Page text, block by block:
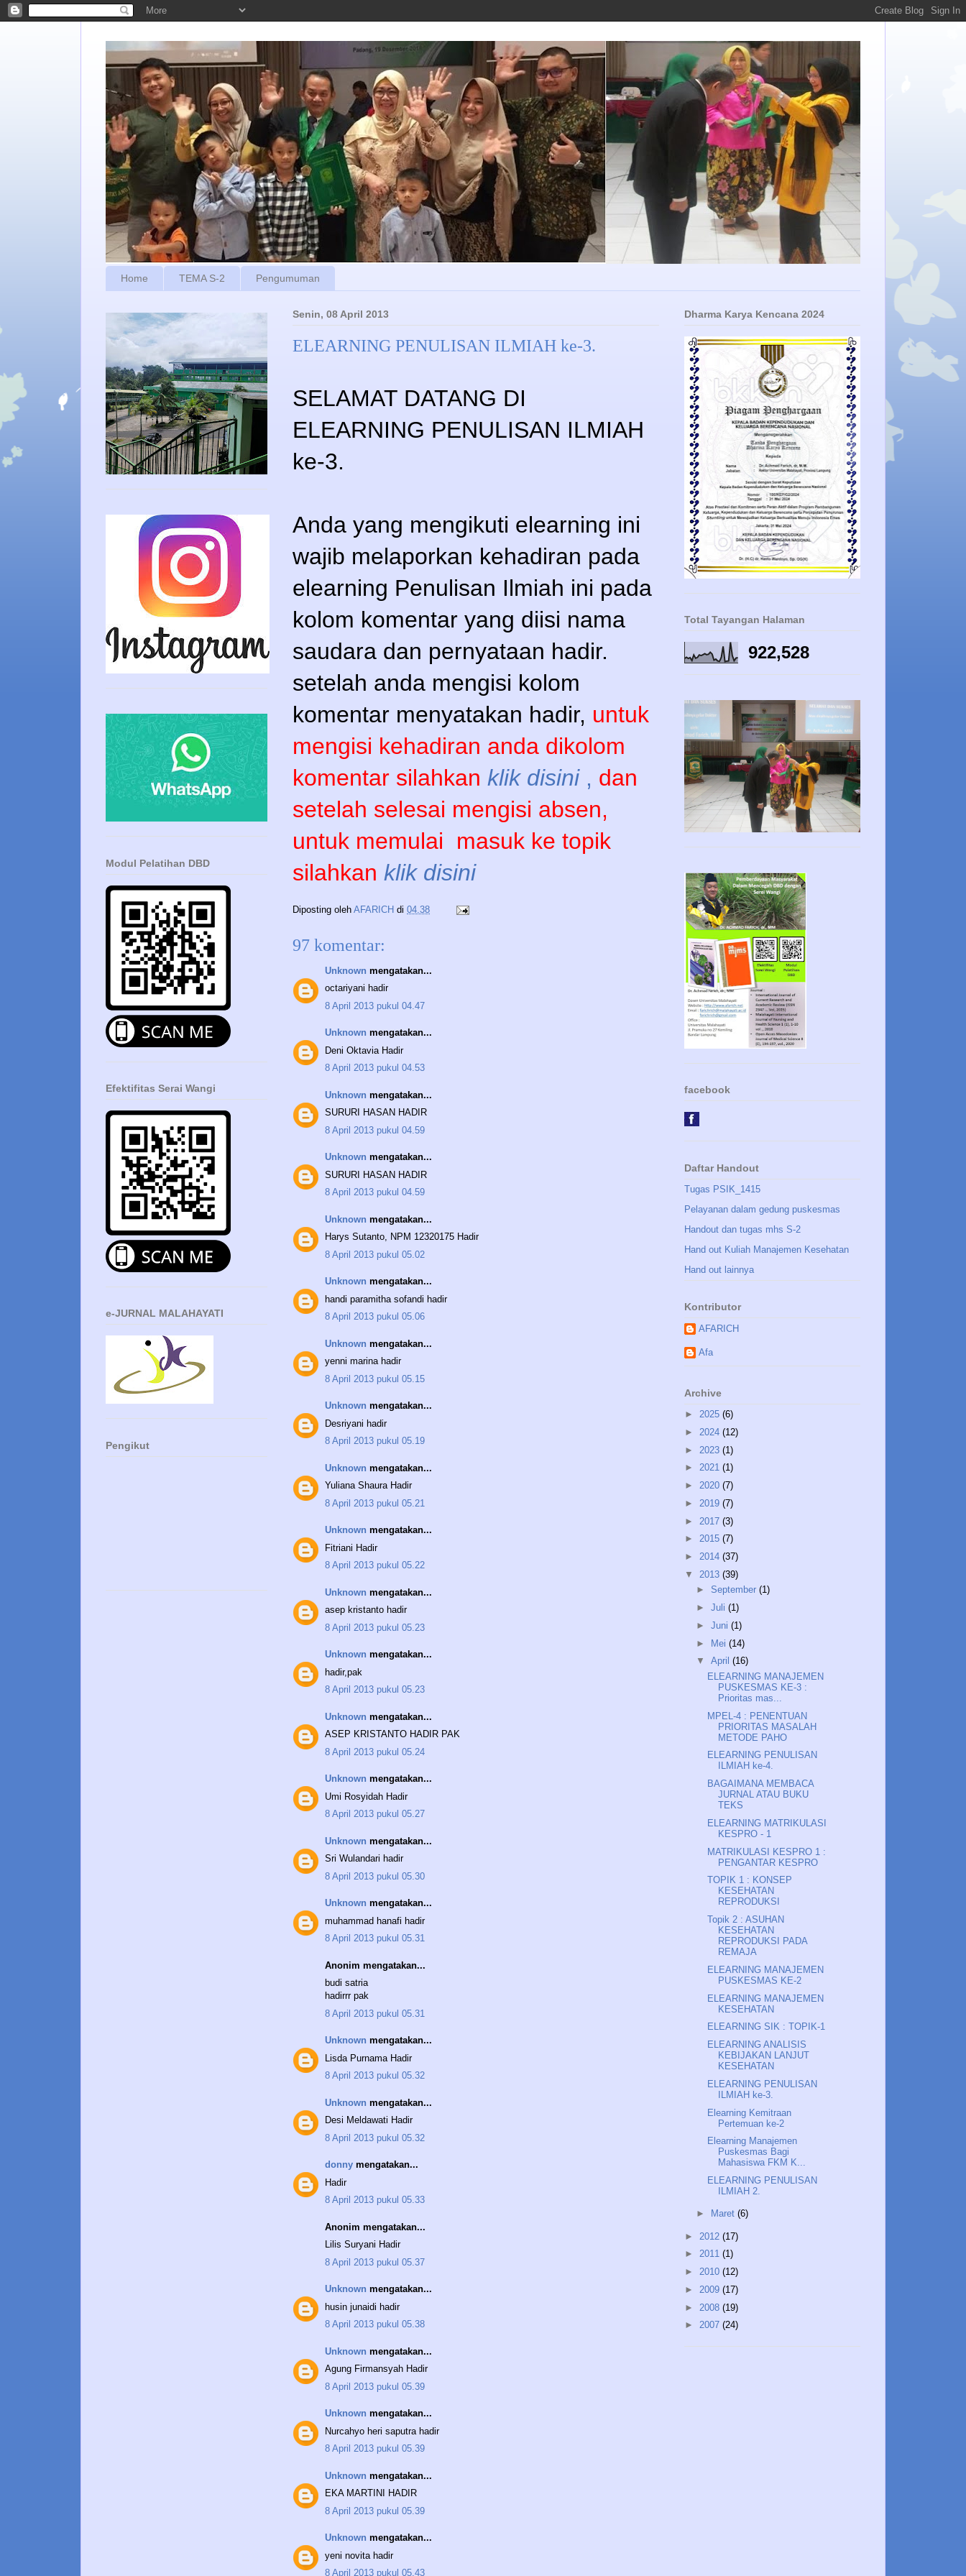
Home TEMA S-2 Pengumuman
Senin, 08 April 2013
ELEARNING PENULISAN ILMIAH ke-3.
SELAMAT DATANG DI
ELEARNING PENULISAN ILMIAH
ke-3.
Anda yang mengikuti elearning ini
wajib melaporkan kehadiran pada
elearning Penulisan Ilmiah ini pada
kolom komentar yang diisi nama
saudara dan pernyataan hadir.
setelah anda mengisi kolom
komentar menyatakan hadir, untuk
mengisi kehadiran anda dikolom
komentar silahkan klik disini , dan
setelah selesai mengisi absen,
untuk memulai masuk ke topik
silahkan klik disini
Diposting oleh AFARICH di 04.38
97 komentar:
Unknown mengatakan...
octariyani hadir
8 April 2013 pukul 04.47
Unknown mengatakan...
Deni Oktavia Hadir
8 April 2013 pukul 04.53
Unknown mengatakan...
SURURI HASAN HADIR
8 April 2013 pukul 04.59
Unknown mengatakan...
SURURI HASAN HADIR
8 April 2013 pukul 04.59
Unknown mengatakan...
Harys Sutanto, NPM 12320175 Hadir
8 April 2013 pukul 05.02
Unknown mengatakan...
handi paramitha sofandi hadir
8 April 2013 pukul 05.06
Unknown mengatakan...
yenni marina hadir
8 April 2013 pukul 05.15
Unknown mengatakan...
Desriyani hadir
8 April 2013 pukul 05.19
Unknown mengatakan...
Yuliana Shaura Hadir
8 April 2013 pukul 05.21
Unknown mengatakan...
Fitriani Hadir
8 April 2013 pukul 05.22
Unknown mengatakan...
asep kristanto hadir
8 April 2013 pukul 05.23
Unknown mengatakan...
hadir,pak
8 April 2013 pukul 05.23
Unknown mengatakan...
ASEP KRISTANTO HADIR PAK
8 April 2013 pukul 05.24
Unknown mengatakan...
Umi Rosyidah Hadir
8 April 2013 pukul 05.27
Unknown mengatakan...
Sri Wulandari hadir
8 April 2013 pukul 05.30
Unknown mengatakan...
muhammad hanafi hadir
8 April 2013 pukul 05.31
Anonim mengatakan...
budi satria
hadirrr pak
8 April 2013 pukul 05.31
Unknown mengatakan...
Lisda Purnama Hadir
8 April 2013 pukul 05.32
Unknown mengatakan...
Desi Meldawati Hadir
8 April 2013 pukul 05.32
donny mengatakan...
Hadir
8 April 2013 pukul 05.33
Anonim mengatakan...
Lilis Suryani Hadir
8 April 2013 pukul 05.37
Unknown mengatakan...
husin junaidi hadir
8 April 2013 pukul 05.38
Unknown mengatakan...
Agung Firmansyah Hadir
8 April 2013 pukul 05.39
Unknown mengatakan...
Nurcahyo heri saputra hadir
8 April 2013 pukul 05.39
Unknown mengatakan...
EKA MARTINI HADIR
8 April 2013 pukul 05.39
Unknown mengatakan...
yeni novita hadir
8 April 2013 pukul 05.43
Modul Pelatihan DBD
Efektifitas Serai Wangi
e-JURNAL MALAHAYATI
Pengikut
Dharma Karya Kencana 2024
Total Tayangan Halaman
922,528
facebook
Daftar Handout
Tugas PSIK_1415
Pelayanan dalam gedung puskesmas
Handout dan tugas mhs S-2
Hand out Kuliah Manajemen Kesehatan
Hand out lainnya
Kontributor
AFARICH
Afa
Archive
► 2025 (6)
► 2024 (12)
► 2023 (1)
► 2021 (1)
► 2020 (7)
► 2019 (7)
► 2017 (3)
► 2015 (7)
► 2014 (37)
▼ 2013 (39)
► September (1)
► Juli (1)
► Juni (1)
► Mei (14)
▼ April (16)
ELEARNING MANAJEMEN
PUSKESMAS KE-3 :
Prioritas mas...
MPEL-4 : PENENTUAN
PRIORITAS MASALAH
METODE PAHO
ELEARNING PENULISAN
ILMIAH ke-4.
BAGAIMANA MEMBACA
JURNAL ATAU BUKU
TEKS
ELEARNING MATRIKULASI
KESPRO - 1
MATRIKULASI KESPRO 1 :
PENGANTAR KESPRO
TOPIK 1 : KONSEP
KESEHATAN
REPRODUKSI
Topik 2 : ASUHAN
KESEHATAN
REPRODUKSI PADA
REMAJA
ELEARNING MANAJEMEN
PUSKESMAS KE-2
ELEARNING MANAJEMEN
KESEHATAN
ELEARNING SIK : TOPIK-1
ELEARNING ANALISIS
KEBIJAKAN LANJUT
KESEHATAN
ELEARNING PENULISAN
ILMIAH ke-3.
Elearning Kemitraan
Pertemuan ke-2
Elearning Manajemen
Puskesmas Bagi
Mahasiswa FKM K...
ELEARNING PENULISAN
ILMIAH 2.
► Maret (6)
► 2012 (17)
► 2011 (1)
► 2010 (12)
► 2009 (17)
► 2008 (19)
► 2007 (24)